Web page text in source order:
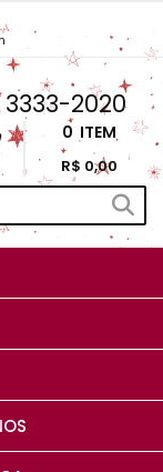
3333-2020
0 ITEM
R$ 0,00